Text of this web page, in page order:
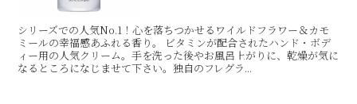
シリーズでの人気No.1！心を落ちつかせるワイルドフラワー＆カモ
ミールの幸福感あふれる香り。 ビタミンが配合されたハンド・ボデ
ィー用の人気クリーム。手を洗った後やお風呂上がりに、乾燥が気に
なるところになじませて下さい。独自のフレグラ...